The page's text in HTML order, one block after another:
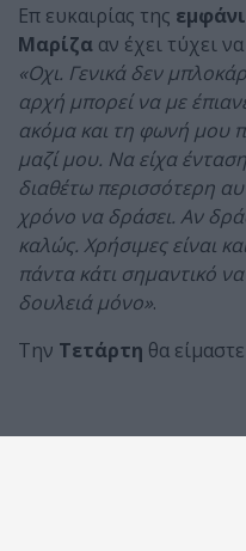
Επ ευκαιρίας της
Μαρίζα αν έχει τύχει
«Οχι. Γενικά δεν
αρχή μπορεί να με
ακόμα και τη φωνή μου
μαζί μου. Να είχα
διαθέτω περισσότερη
χρόνο να δράσει. Αν
καλώς. Χρήσιμες είναι
πάντα κάτι σημαντικό
δουλειά μόνο».
Την Τετάρτη θα